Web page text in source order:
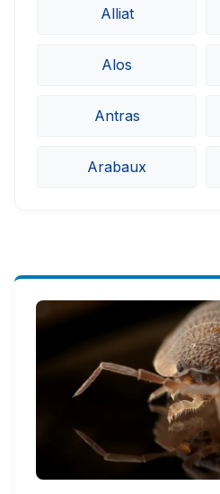
Alliat
Alos
Antras
Arabaux